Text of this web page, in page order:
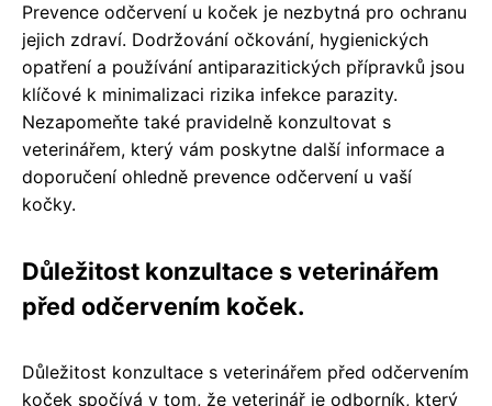
Prevence odčervení u koček je nezbytná pro ochranu
jejich zdraví. Dodržování očkování, hygienických
opatření a používání antiparazitických přípravků jsou
klíčové k minimalizaci rizika infekce parazity.
Nezapomeňte také pravidelně konzultovat s
veterinářem, který vám poskytne další informace a
doporučení ohledně prevence odčervení u vaší
kočky.
Důležitost konzultace s veterinářem
před odčervením koček.
Důležitost konzultace s veterinářem před odčervením
koček spočívá v tom, že veterinář je odborník, který